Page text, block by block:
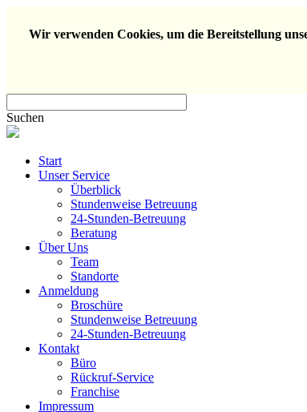
Wir verwenden Cookies, um die Bereitstellung
Suchen
Start
Unser Service
Überblick
Stundenweise Betreuung
24-Stunden-Betreuung
Beratung
Über Uns
Team
Standorte
Anmeldung
Broschüre
Stundenweise Betreuung
24-Stunden-Betreuung
Kontakt
Büro
Rückruf-Service
Franchise
Impressum